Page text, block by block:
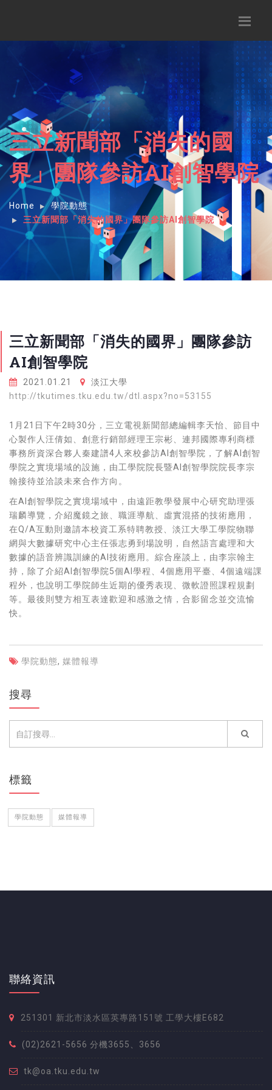
三立新聞部「消失的國
界」團隊參訪AI創智學院
Home
學院動態
三立新聞部「消失的國界」團隊參訪AI創智學院
三立新聞部「消失的國界」團隊參訪
AI創智學院
2021.01.21
淡江大學
http://tkutimes.tku.edu.tw/dtl.aspx?no=53155
1月21日下午2時30分，三立電視新聞部總編輯李天怡、節目中
心製作人汪倩如、創意行銷部經理王宗彬、連邦國際專利商標
事務所資深合夥人秦建譜4人來校參訪AI創智學院，了解AI創智
學院之實境場域的設施，由工學院院長暨AI創智學院院長李宗
翰接待並洽談未來合作方向。
在AI創智學院之實境場域中，由遠距教學發展中心研究助理張
瑞麟導覽，介紹魔鏡之旅、職涯導航、虛實混搭的技術應用，
在Q/A互動則邀請本校資工系特聘教授、淡江大學工學院物聯
網與大數據研究中心主任張志勇到場說明，自然語言處理和大
數據的語音辨識訓練的AI技術應用。綜合座談上，由李宗翰主
持，除了介紹AI創智學院5個AI學程、4個應用平臺、4個遠端課
程外，也說明工學院師生近期的優秀表現、微軟證照課程規劃
等。最後則雙方相互表達歡迎和感激之情，合影留念並交流愉
快。
學院動態, 媒體報導
搜尋
標籤
學院動態 媒體報導
聯絡資訊
251301 新北市淡水區英專路151號 工學大樓E682
(02)2621-5656 分機3655、3656
tk@oa.tku.edu.tw